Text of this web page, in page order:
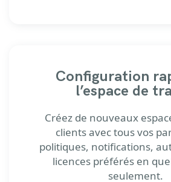
Configuration
l’espace de
Créez de nouveaux
clients avec tous vos
politiques, notifications,
licences préférés en
seulement.